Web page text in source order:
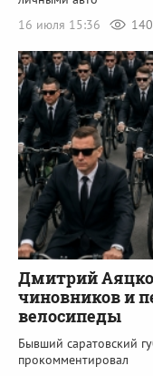
16 июля 15:36
Дмитрий
чиновников и
велосипеды
Бывший саратовский
прокомментировал